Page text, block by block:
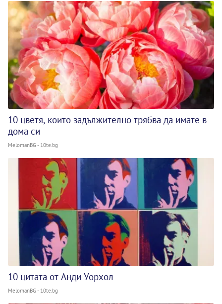
10 цветя, които задължително трябва да имате в
дома си
MelomanBG - 10te.bg
10 цитата от Анди Уорхол
MelomanBG - 10te.bg